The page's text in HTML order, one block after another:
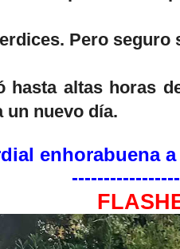
Pero seguro
hasta altas horas
un nuevo día.
enhorabuena